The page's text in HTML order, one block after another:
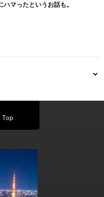
ハマったというお話も。
Top